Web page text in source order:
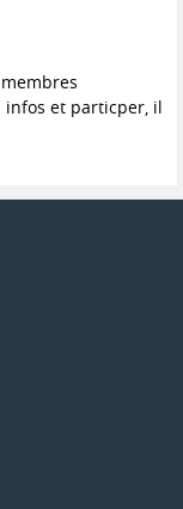
infos et particper, il